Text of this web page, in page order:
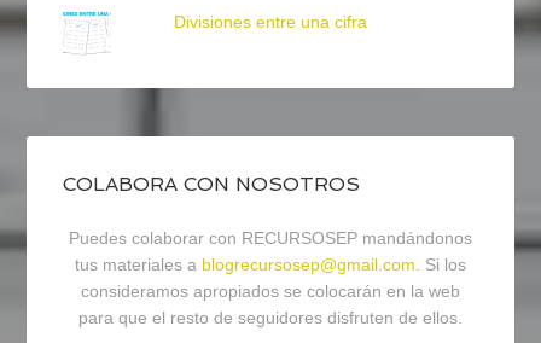
Divisiones entre una cifra
COLABORA CON NOSOTROS
Puedes colaborar con RECURSOSEP mandándonos
tus materiales a blogrecursosep@gmail.com. Si los
consideramos apropiados se colocarán en la web
para que el resto de seguidores disfruten de ellos.